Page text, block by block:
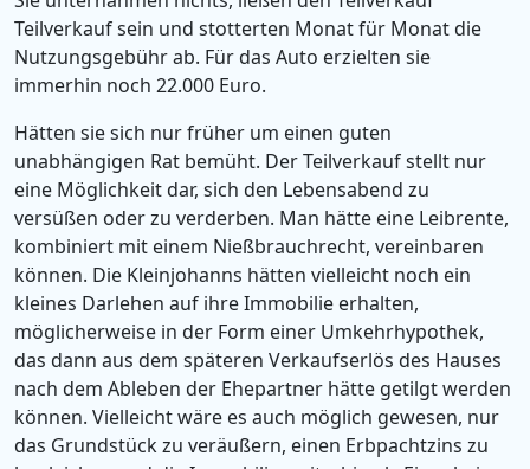
Teilverkauf sein und stotterten Monat für Monat die
Nutzungsgebühr ab. Für das Auto erzielten sie
immerhin noch 22.000 Euro.
Hätten sie sich nur früher um einen guten
unabhängigen Rat bemüht. Der Teilverkauf stellt nur
eine Möglichkeit dar, sich den Lebensabend zu
versüßen oder zu verderben. Man hätte eine Leibrente,
kombiniert mit einem Nießbrauchrecht, vereinbaren
können. Die Kleinjohanns hätten vielleicht noch ein
kleines Darlehen auf ihre Immobilie erhalten,
möglicherweise in der Form einer Umkehrhypothek,
das dann aus dem späteren Verkaufserlös des Hauses
nach dem Ableben der Ehepartner hätte getilgt werden
können. Vielleicht wäre es auch möglich gewesen, nur
das Grundstück zu veräußern, einen Erbpachtzins zu